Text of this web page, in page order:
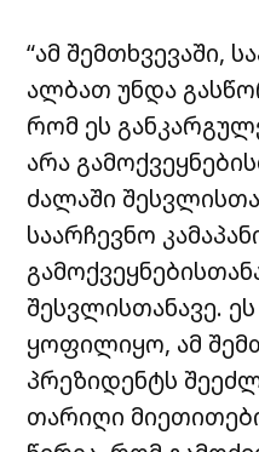
“ამ შემთხვევაში,
ალბათ უნდა
რომ ეს
არა
ძალაში
საარჩევნო
შესვლისთანავე.
ყოფილიყო, ამ
პრეზიდენტს
თარიღი